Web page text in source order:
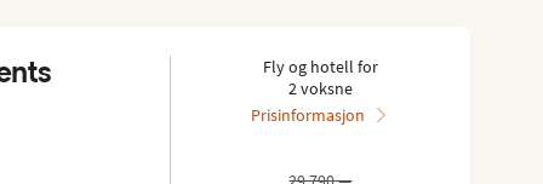
Fly og hotell for
2 voksne
Prisinformasjon